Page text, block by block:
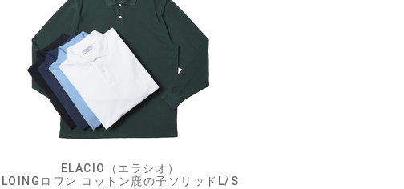
ELACIO（エラシオ）
LOINGロワン コットン鹿の子ソリッドL/S